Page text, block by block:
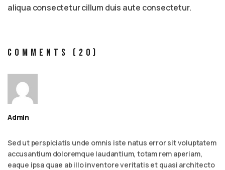
aliqua consectetur cillum duis aute consectetur.
Comments (20)
Admin
Sed ut perspiciatis unde omnis iste natus error sit voluptatem
accusantium doloremque laudantium, totam rem aperiam,
eaque ipsa quae ab illo inventore veritatis et quasi architecto